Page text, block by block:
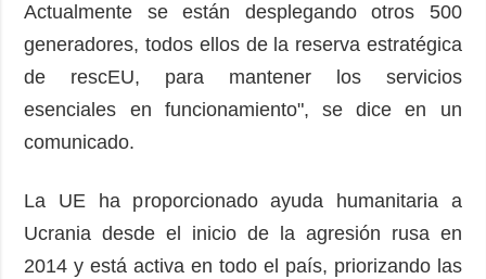
Actualmente se están desplegando otros 500
generadores, todos ellos de la reserva estratégica
de rescEU, para mantener los servicios
esenciales en funcionamiento", se dice en un
comunicado.
La UE ha proporcionado ayuda humanitaria a
Ucrania desde el inicio de la agresión rusa en
2014 y está activa en todo el país, priorizando las